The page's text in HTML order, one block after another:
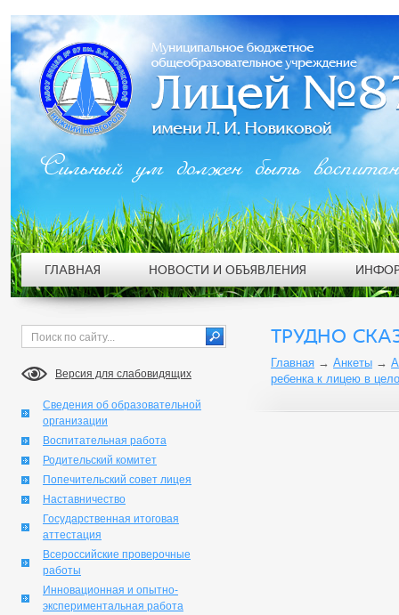
Версия для слабовидящих
Сведения об образовательной
организации
Воспитательная работа
Родительский комитет
Попечительский совет лицея
Наставничество
Государственная итоговая
аттестация
Всероссийские проверочные
работы
Инновационная и опытно-
экспериментальная работа
ТРУДНО
Главная → Анкеты →
ребенка к лицею в
Сильный ум должен быть
ГЛАВНАЯ НОВОСТИ И ОБЪЯВЛЕНИЯ